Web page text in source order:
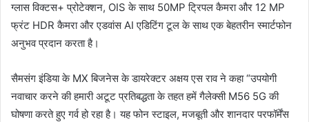
m
a
i
ग्लास विक्टस+ प्रोटेक्शन, OIS के साथ 50MP ट्रिपल कैमरा और 12 MP
फ्रंट HDR कैमरा और एडवांस AI एडिटिंग टूल के साथ एक बेहतरीन स्मार्टफोन
अनुभव प्रदान करता है।
सैमसंग इंडिया के MX बिजनेस के डायरेक्टर अक्षय एस राव ने कहा “उपयोगी
नवाचार करने की हमारी अटूट प्रतिबद्धता के तहत हमें गैलेक्सी M56 5G की
घोषणा करते हुए गर्व हो रहा है। यह फोन स्टाइल, मजबूती और शानदार परफॉर्मेंस